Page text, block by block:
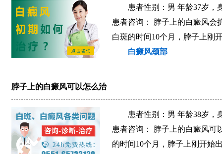
患者性别：男 年龄37岁，
患者咨询： 脖子上的白癜风会
白斑的时间10个月，脖子上
白癜风颈部
脖子上的白癜风可以怎么治
患者性别：男 年龄38岁，
患者咨询： 脖子上的白癜风可
的时间10个月，脖子上刚开